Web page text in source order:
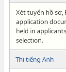
Xét tuyển hồ sơ,
application
held in
selection.
Thi tiếng Anh